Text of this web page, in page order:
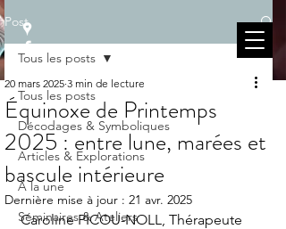
Post
Tous les posts
Décodages & Symboliques
Articles & Explorations
À la une
Séminaires & Ateliers
Tous les posts
Équinoxe de Printemps
2025 : entre lune, marées et
bascule intérieure
20 mars 2025 3 min de lecture
Dernière mise à jour : 21 avr. 2025
Caroline PICOU-NOLL, Thérapeute